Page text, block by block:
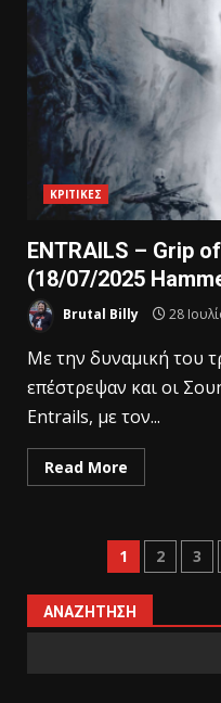
ΚΡΙΤΙΚΕΣ
ENTRAILS – Grip
(18/07/2025
Brutal Billy 28
Mε την δυναμική του
επέστρεψαν και οι
Entrails, με τον...
Read More
1 2 3
ΑΝΑΖΉΤΗΣΗ